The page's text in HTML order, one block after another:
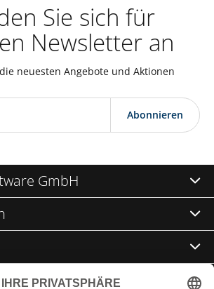
Sie sich für
Newsletter an
neuesten Angebote und Aktionen
Abonnieren
GmbH